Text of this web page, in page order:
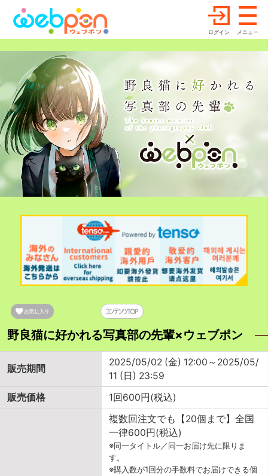
ログイン メニュー
野良猫に好かれる写真部の先輩×ウェブポン
販売期間
2025/05/02 (金) 12:00～2025/05/
11 (日) 23:59
販売価格
1回600円(税込)
複数回注文でも【20個まで】全国
一律600円(税込)
※同一タイトル／同一お届け先に限りま
す。
※購入数が1回分の手数料でお届けできる個